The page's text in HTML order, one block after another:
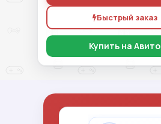
Быстрый заказ
Купить на Авито